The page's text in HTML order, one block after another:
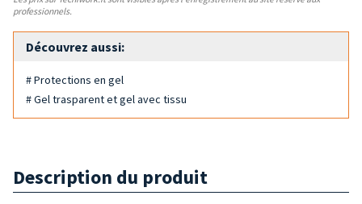
professionnels.
Découvrez aussi:
# Protections en gel
# Gel trasparent et gel avec tissu
Description du produit